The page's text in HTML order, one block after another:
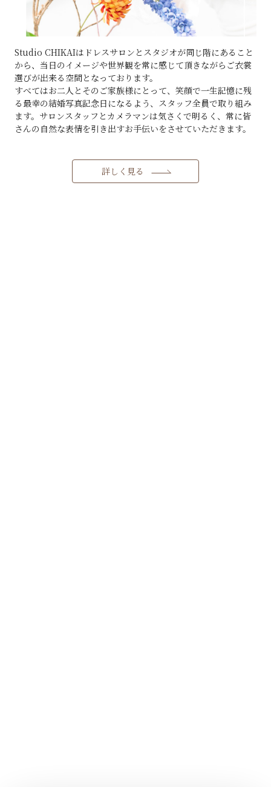
Studio CHIKAIはドレスサロンとスタジオが同じ階にあること
から、当日のイメージや世界観を常に感じて頂きながらご衣裳
選びが出来る空間となっております。
すべてはお二人とそのご家族様にとって、笑顔で一生記憶に残
る最幸の結婚写真記念日になるよう、スタッフ全員で取り組み
ます。サロンスタッフとカメラマンは気さくで明るく、常に皆
さんの自然な表情を引き出すお手伝いをさせていただきます。
詳しく見る